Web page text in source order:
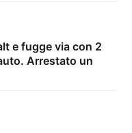
e fugge via con 2
Arrestato un